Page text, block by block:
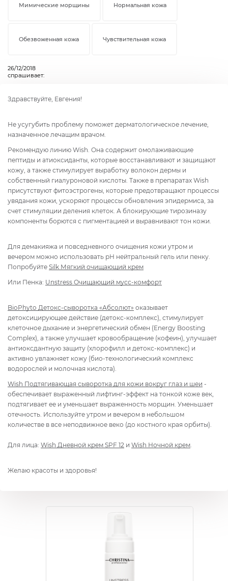
Мимические морщины Нормальная кожа
Обезвоженная кожа Чувствительная кожа
26/12/2018
спрашивает:
Здравствуйте, Евгения!
Не усугубить проблему поможет дерматологическое лечение,
назначенное лечащим врачом.
Рекомендую линию Wish. Она содержит омолаживающие
пептиды и атиоксиданты, которые восстанавливают и защищают
кожу, а также стимулирует выработку волокон дермы и
собственный гиалуроновой кислоты. Также в препаратах Wish
присутствуют фитоэстрогены, которые предотвращают процессы
увядания кожи, ускоряют процессы обновления эпидермиса, за
счет стимуляции деления клеток. А блокирующие тирозиназу
компоненты борются с пигментацией и выравнивают тон кожи.
Для демакияжа и повседневного очищения кожи утром и
вечером можно использовать рН нейтральный гель или пенку.
Попробуйте Silk Мягкий очищающий крем
Или Пенка: Unstress Очищающий мусс-комфорт
BioPhyto Детокс-сыворотка «Абсолют» оказывает
детоксицирующее действие (детокс-комплекс), стимулирует
клеточное дыхание и энергетический обмен (Energy Boosting
Complex), а также улучшает кровообращение (кофеин), улучшает
антиоксдантную защиту (хлорофилл и детокс-комплекс) и
активно увлажняет кожу (био-технологический комплекс
водорослей и молочная кислота).
Wish Подтягивающая сыворотка для кожи вокруг глаз и шеи -
обеспечивает выраженный лифтинг-эффект на тонкой коже век,
подтягивает ее и уменьшает выраженность морщин. Уменьшает
отечность. Используйте утром и вечером в небольшом
количестве в все неподвижное веко (до костного края орбиты).
Для лица: Wish Дневной крем SPF 12 и Wish Ночной крем
Желаю красоты и здоровья!